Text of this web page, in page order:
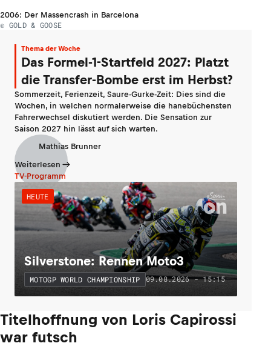
2006: Der Massencrash in Barcelona
© GOLD & GOOSE
Thema der Woche
Das Formel-1-Startfeld 2027: Platzt
die Transfer-Bombe erst im Herbst?
Sommerzeit, Ferienzeit, Saure-Gurke-Zeit: Dies sind die
Wochen, in welchen normalerweise die hanebüchensten
Fahrerwechsel diskutiert werden. Die Sensation zur
Saison 2027 hin lässt auf sich warten.
Mathias Brunner
Weiterlesen
TV-Programm
HEUTE
Silverstone: Rennen Moto3
MOTOGP WORLD CHAMPIONSHIP 09.08.2026 - 15:15
Titelhoffnung von Loris Capirossi
war futsch